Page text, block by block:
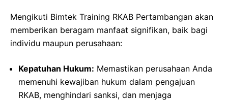
Mengikuti Bimtek Training RKAB Pertambangan akan
memberikan beragam manfaat signifikan, baik bagi
individu maupun perusahaan:
Kepatuhan Hukum: Memastikan perusahaan Anda
memenuhi kewajiban hukum dalam pengajuan
RKAB, menghindari sanksi, dan menjaga